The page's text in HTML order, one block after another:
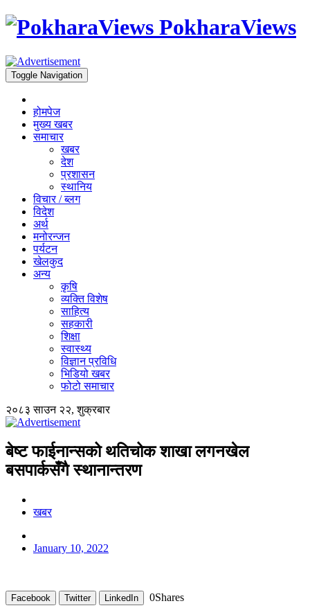
PokharaViews
Toggle Navigation
होमपेज
मुख्य खबर
समाचार
खबर
देश
प्रशासन
स्थानिय
विचार / ब्लग
विदेश
अर्थ
मनोरन्जन
पर्यटन
खेलकुद
अन्य
कृषि
व्यक्ति विशेष
साहित्य
सहकारी
शिक्षा
स्वास्थ्य
विज्ञान प्रविधि
भिडियो खबर
फोटो समाचार
२०८३ साउन २२, शुक्रबार
बेष्ट फाईनान्सको थतिचोक शाखा लगनखेल
बसपार्कसँगै स्थानान्तरण​
खबर
January 10, 2022
Facebook Twitter LinkedIn 0Shares